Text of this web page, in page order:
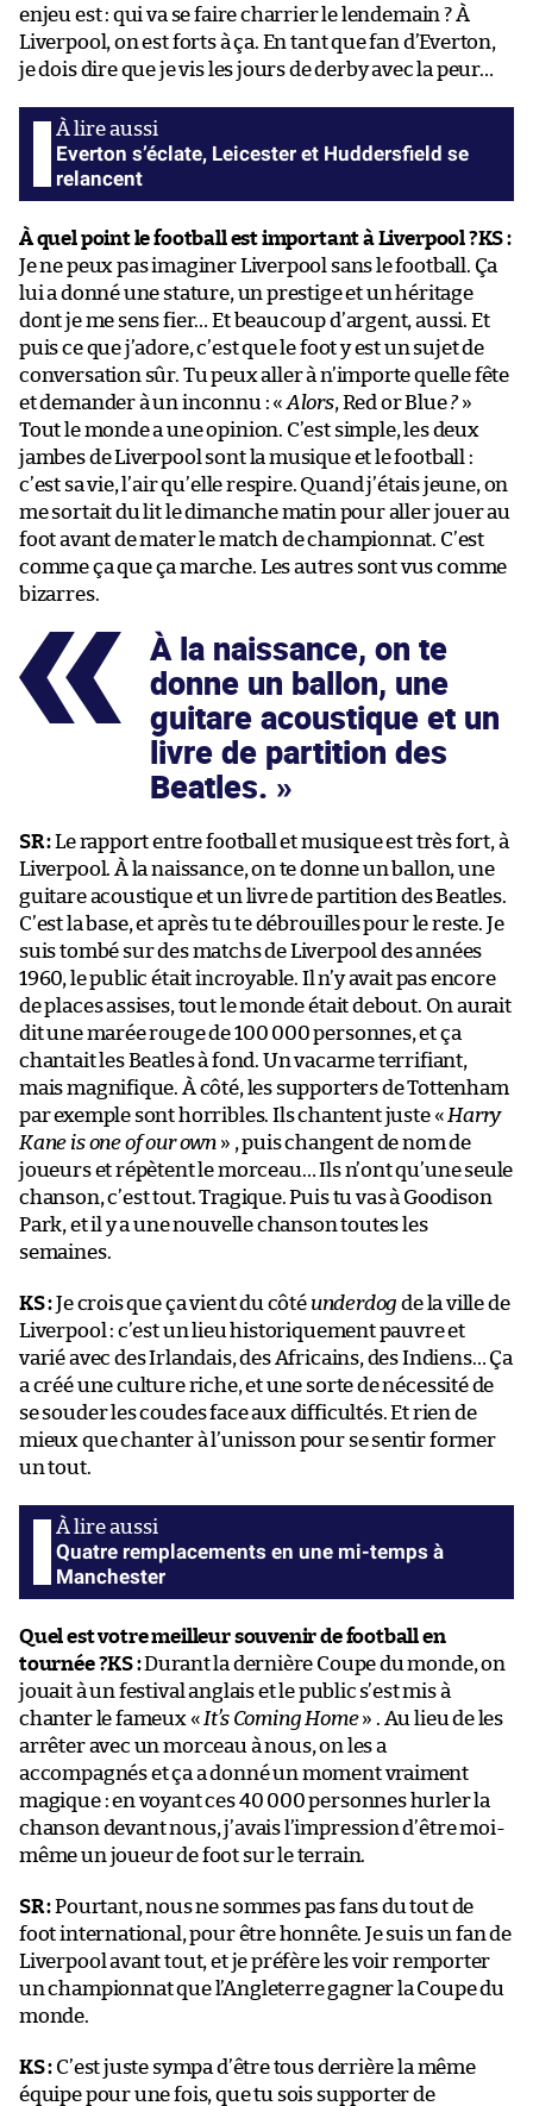
enjeu est : qui va se faire charrier le lendemain ? À
Liverpool, on est forts à ça. En tant que fan d’Everton,
je dois dire que je vis les jours de derby avec la peur…
Everton s’éclate, Leicester et Huddersfield se
relancent
À quel point le football est important à Liverpool ?KS :
Je ne peux pas imaginer Liverpool sans le football. Ça
lui a donné une stature, un prestige et un héritage
dont je me sens fier… Et beaucoup d’argent, aussi. Et
puis ce que j’adore, c’est que le foot y est un sujet de
conversation sûr. Tu peux aller à n’importe quelle fête
et demander à un inconnu : « Alors, Red or Blue?»
Tout le monde a une opinion. C’est simple, les deux
jambes de Liverpool sont la musique et le football :
c’est sa vie, l’air qu’elle respire. Quand j’étais jeune, on
me sortait du lit le dimanche matin pour aller jouer au
foot avant de mater le match de championnat. C’est
comme ça que ça marche. Les autres sont vus comme
bizarres.
À la naissance, on te
donne un ballon, une
guitare acoustique et un
livre de partition des
Beatles.
SR :Le rapport entre football et musique est très fort, à
Liverpool. À la naissance, on te donne un ballon, une
guitare acoustique et un livre de partition des Beatles.
C’est la base, et après tu te débrouilles pour le reste. Je
suis tombé sur des matchs de Liverpool des années
1960, le public était incroyable. Il n’y avait pas encore
de places assises, tout le monde était debout. On aurait
dit une marée rouge de 100 000 personnes, et ça
chantait les Beatles à fond. Un vacarme terrifiant,
mais magnifique. À côté, les supporters de Tottenham
par exemple sont horribles. Ils chantent juste « Harry
Kane is one of our own » , puis changent de nom de
joueurs et répètent le morceau… Ils n’ont qu’une seule
chanson, c’est tout. Tragique. Puis tu vas à Goodison
Park, et il y a une nouvelle chanson toutes les
semaines.
KS :Je crois que ça vient du côtéunderdog de la ville de
Liverpool : c’est un lieu historiquement pauvre et
varié avec des Irlandais, des Africains, des Indiens… Ça
a créé une culture riche, et une sorte de nécessité de
se souder les coudes face aux difficultés. Et rien de
mieux que chanter à l’unisson pour se sentir former
un tout.
Quatre remplacements en une mi-temps à
Manchester
Quel est votre meilleur souvenir de football en
tournée ?KS :Durant la dernière Coupe du monde, on
jouait à un festival anglais et le public s’est mis à
chanter le fameux « It’s Coming Home» . Au lieu de les
arrêter avec un morceau à nous, on les a
accompagnés et ça a donné un moment vraiment
magique : en voyant ces 40 000 personnes hurler la
chanson devant nous, j’avais l’impression d’être moi-
même un joueur de foot sur le terrain.
SR :Pourtant, nous ne sommes pas fans du tout de
foot international, pour être honnête. Je suis un fan de
Liverpool avant tout, et je préfère les voir remporter
un championnat que l’Angleterre gagner la Coupe du
monde.
KS : C’est juste sympa d’être tous derrière la même
équipe pour une fois, que tu sois supporter de